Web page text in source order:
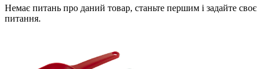
Немає питань про даний товар, станьте першим і задайте своє
питання.